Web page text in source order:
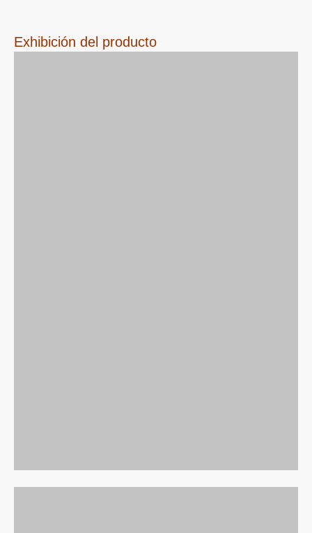
Exhibición del producto